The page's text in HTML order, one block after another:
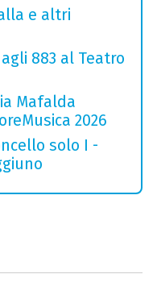
e altri
883 al Teatro
Mafalda
2026
solo I -